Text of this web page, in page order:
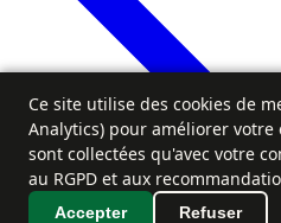
Ce site utilise des cookies de
Analytics) pour améliorer votre
sont collectées qu'avec votre
au RGPD et aux
Accepter Refuser